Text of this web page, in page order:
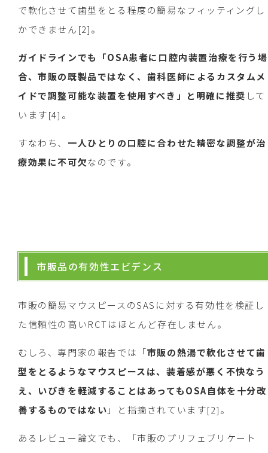
で軟化させて歯型をとる程度の簡易なフィッティングし
かできません[2]。
ガイドラインでも「OSA患者に口腔内装置治療を行う場
合、市販の既製品ではなく、歯科医師によるカスタムメ
イドで調整可能な装置を使用すべき」と明確に推奨 して
います[4]。
すなわち、 一人ひとりの口腔に合わせた精密な調整が治
療効果に不可欠なのです。
市販品の有効性エビデンス
市販の簡易マウスピースのSASに対する有効性を検証し
た信頼性の高いRCTはほとんど存在しません。
むしろ、専門家の報告では「市販の熱湯で軟化させて歯
型をとるようなマウスピースは、装着感が悪く不快なう
え、いびきを軽減することはあってもOSA自体を十分改
善するものではない 」と指摘されています[2]。
あるレビュー論文でも、「市販のプリフェブリケート